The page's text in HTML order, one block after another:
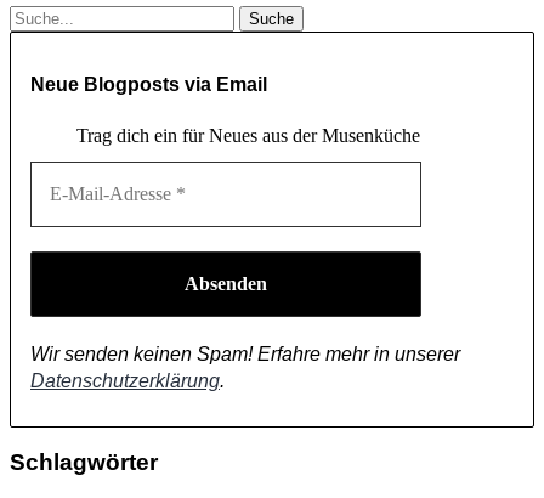
Neue Blogposts via Email
Trag dich ein für Neues aus der Musenküche
Mail-
Wir senden keinen Spam! Erfahre mehr in unserer
Datenschutzerklärung.
Schlagwörter